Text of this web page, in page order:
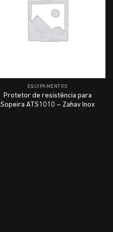
EQUIPAMENTOS
Protetor de resistência para
Sopeira ATS1010 – Zahav Inox